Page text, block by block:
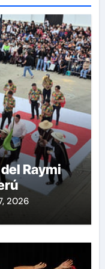
Raymi
2026